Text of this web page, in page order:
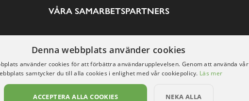
VÅRA SAMARBETSPARTNERS
Denna webbplats använder cookies
använder cookies för att förbättra användarupplevelsen. Genom att använda vår
samtycker du till alla cookies i enlighet med vår cookiepolicy. Läs mer
ACCEPTERA ALLA COOKIES NEKA ALLA